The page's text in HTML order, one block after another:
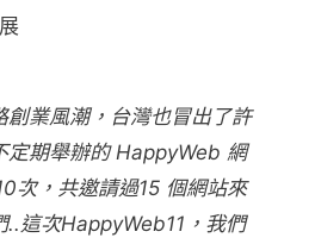
創業風潮，台灣也冒出了許
定期舉辦的 HappyWeb 網
次，共邀請過15 個網站來
..這次HappyWeb11，我們